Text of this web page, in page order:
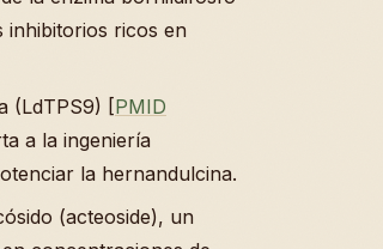
inhibitorios ricos en
(LdTPS9) [PMID
a la ingeniería
la hernandulcina.
(acteoside), un